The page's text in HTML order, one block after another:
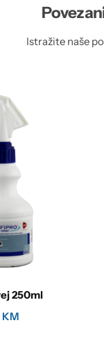
Istražite naše
250ml
KM